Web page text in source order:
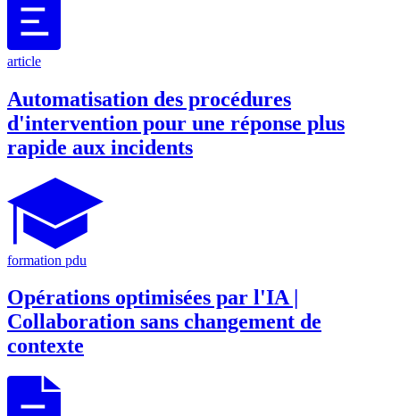
article
Automatisation des procédures
d'intervention pour une réponse plus
rapide aux incidents
formation pdu
Opérations optimisées par l'IA |
Collaboration sans changement de
contexte